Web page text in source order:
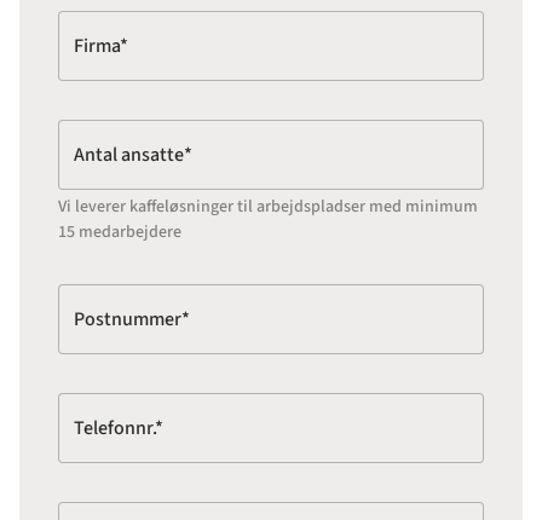
Firma*
Antal ansatte*
Vi leverer kaffeløsninger til arbejdspladser med minimum
15 medarbejdere
Postnummer*
Telefonnr.*